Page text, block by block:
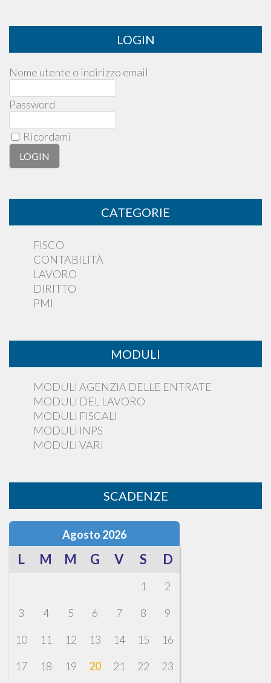
LOGIN
Nome utente o indirizzo email
Password
Ricordami
CATEGORIE
FISCO
CONTABILITÀ
LAVORO
DIRITTO
PMI
MODULI
MODULI AGENZIA DELLE ENTRATE
MODULI DEL LAVORO
MODULI FISCALI
MODULI INPS
MODULI VARI
SCADENZE
Agosto 2026
L M M G V S D
1
2
3
4 5 6 7 8
9
10
11 12 13 14 15
16
17
18 19 20 21 22
23